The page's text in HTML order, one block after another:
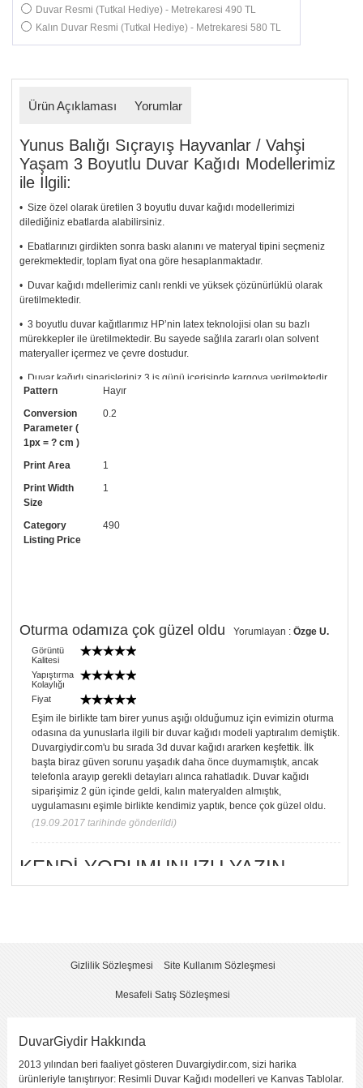
Duvar Resmi (Tutkal Hediye) - Metrekaresi 490 TL
Kalın Duvar Resmi (Tutkal Hediye) - Metrekaresi 580 TL
Ürün Açıklaması Yorumlar
Yunus Balığı Sıçrayış Hayvanlar / Vahşi
Yaşam 3 Boyutlu Duvar Kağıdı Modellerimiz
ile İlgili:
• Size özel olarak üretilen 3 boyutlu duvar kağıdı modellerimizi
dilediğiniz ebatlarda alabilirsiniz.
• Ebatlarınızı girdikten sonra baskı alanını ve materyal tipini seçmeniz
gerekmektedir, toplam fiyat ona göre hesaplanmaktadır.
• Duvar kağıdı mdellerimiz canlı renkli ve yüksek çözünürlüklü olarak
üretilmektedir.
• 3 boyutlu duvar kağıtlarımız HP’nin latex teknolojisi olan su bazlı
mürekkepler ile üretilmektedir. Bu sayede sağlıla zararlı olan solvent
materyaller içermez ve çevre dostudur.
• Duvar kağıdı siparişleriniz 3 iş günü içerisinde kargoya verilmektedir
ve sağlam silindir karton kutular içerisinde gönderilmektedir.
• Tutkalınız, siparişiniz ile birlikte ücretsiz olarak gönderilecektir.
Uygulaması standart duvar kağıdı ile aynıdır. Siparişiniz ile birlikte
uygulama kılavuzu da gönderilecektir.
• Resimli duvar kağıdı modelinizi siyah beyaz renklerde istiyorsanız bizi
arayıp talebinizi iletebilirsiniz.
• Görselde düzenleme yaptırmak istiyorsanız yine bize telefon
numaramızdan ulaşabilirsiniz.
Pattern
Hayır
Conversion
Parameter (
1px = ? cm )
0.2
Print Area
1
Print Width
Size
1
Category
Listing Price
490
Oturma odamıza çok güzel oldu Yorumlayan :Özge U.
Görüntü
Kalitesi
Yapıştırma
Kolaylığı
Fiyat
Eşim ile birlikte tam birer yunus aşığı olduğumuz için evimizin oturma
odasına da yunuslarla ilgili bir duvar kağıdı modeli yaptıralım demiştik.
Duvargiydir.com'u bu sırada 3d duvar kağıdı ararken keşfettik. İlk
başta biraz güven sorunu yaşadık daha önce duymamıştık, ancak
telefonla arayıp gerekli detayları alınca rahatladık. Duvar kağıdı
siparişimiz 2 gün içinde geldi, kalın materyalden almıştık,
uygulamasını eşimle birlikte kendimiz yaptık, bence çok güzel oldu.
(19.09.2017 tarihinde gönderildi)
KENDI YORUMUNUZU YAZIN
Gizlilik Sözleşmesi Site Kullanım Sözleşmesi
Mesafeli Satış Sözleşmesi
DuvarGiydir Hakkında
2013 yılından beri faaliyet gösteren Duvargiydir.com, sizi harika
ürünleriyle tanıştırıyor: Resimli Duvar Kağıdı modelleri ve Kanvas Tablolar.